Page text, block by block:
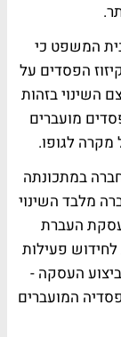
המשפט כי
הפסדים על
השינוי בזהות
מועברים
לגופו.
במתכונתה
מלבד השינוי
עסקת העברת
פעילות
העסקה -
המועברים